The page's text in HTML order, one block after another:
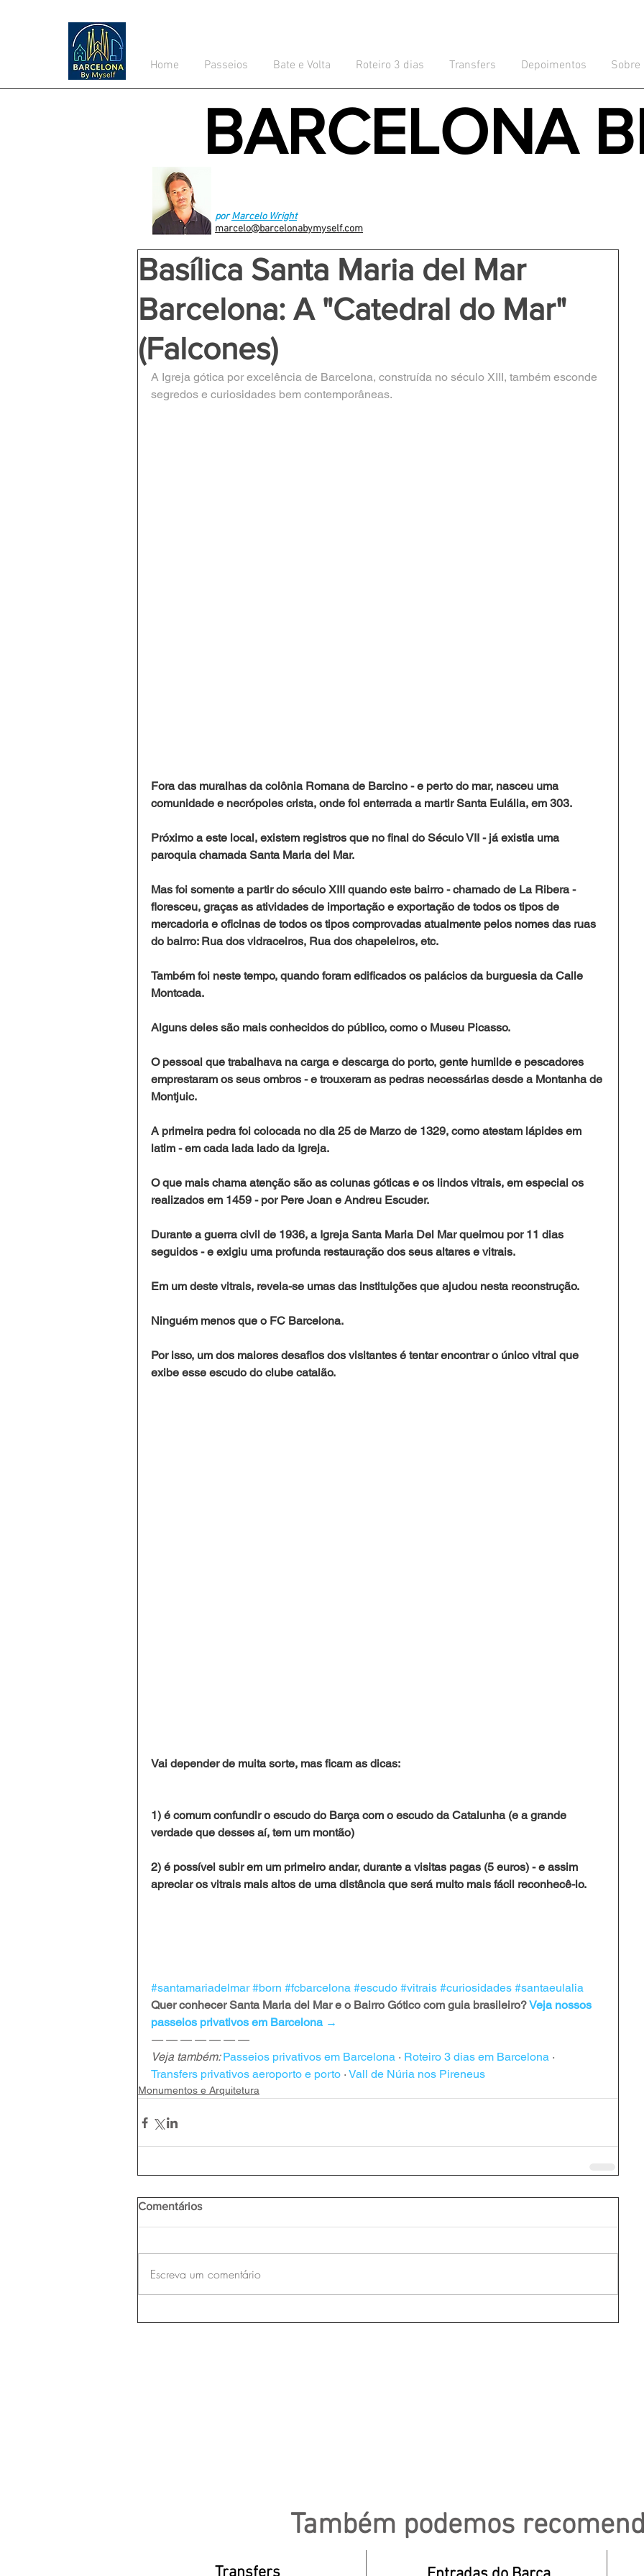
Home Passeios Bate e Volta Roteiro 3 dias Transfers Depoimentos Sobre
BARCELONA
porMarcelo Wright
marcelo@barcelonabymyself.com
Basílica Santa Maria del Mar
Barcelona: A "Catedral do Mar"
(Falcones)
A Igreja gótica por excelência de Barcelona, construída no século XIII, também esconde
segredos e curiosidades bem contemporâneas.
Fora das muralhas da colônia Romana de Barcino - e perto do mar, nasceu uma
comunidade e necrópoles crista, onde foi enterrada a martir Santa Eulália, em 303.
Próximo a este local, existem registros que no final do Século VII - já existia uma
paroquia chamada Santa Maria del Mar.
Mas foi somente a partir do século XIII quando este bairro - chamado de La Ribera -
floresceu, graças as atividades de importação e exportação de todos os tipos de
mercadoria e oficinas de todos os tipos comprovadas atualmente pelos nomes das ruas
do bairro: Rua dos vidraceiros, Rua dos chapeleiros, etc.
Também foi neste tempo, quando foram edificados os palácios da burguesia da Calle
Montcada.
Alguns deles são mais conhecidos do público, como o Museu Picasso.
O pessoal que trabalhava na carga e descarga do porto, gente humilde e pescadores
emprestaram os seus ombros - e trouxeram as pedras necessárias desde a Montanha de
Montjuic.
A primeira pedra foi colocada no dia 25 de Marzo de 1329, como atestam lápides em
latim - em cada lada lado da Igreja.
O que mais chama atenção são as colunas góticas e os lindos vitrais, em especial os
realizados em 1459 - por Pere Joan e Andreu Escuder.
Durante a guerra civil de 1936, a Igreja Santa Maria Del Mar queimou por 11 dias
seguidos - e exigiu uma profunda restauração dos seus altares e vitrais.
Em um deste vitrais, revela-se umas das instituições que ajudou nesta reconstrução.
Ninguém menos que o FC Barcelona.
Por isso, um dos maiores desafios dos visitantes é tentar encontrar o único vitral que
exibe esse escudo do clube catalão.
Vai depender de muita sorte, mas ficam as dicas:
1) é comum confundir o escudo do Barça com o escudo da Catalunha (e a grande
verdade que desses aí, tem um montão)
2) é possível subir em um primeiro andar, durante a visitas pagas (5 euros) - e assim
apreciar os vitrais mais altos de uma distância que será muito mais fácil reconhecê-lo.
#santamariadelmar #born #fcbarcelona #escudo #vitrais #curiosidades #santaeulalia
Quer conhecer Santa Maria del Mar e o Bairro Gótico com guia brasileiro? Veja nossos
passeios privativos em Barcelona →
— — — — — — —
Veja também: Passeios privativos em Barcelona · Roteiro 3 dias em Barcelona ·
Transfers privativos aeroporto e porto · Vall de Núria nos Pireneus
Monumentos e Arquitetura
Comentários
Escreva um comentário
Também podemos